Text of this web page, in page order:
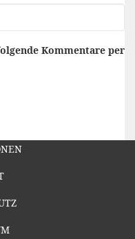
Kommentare per